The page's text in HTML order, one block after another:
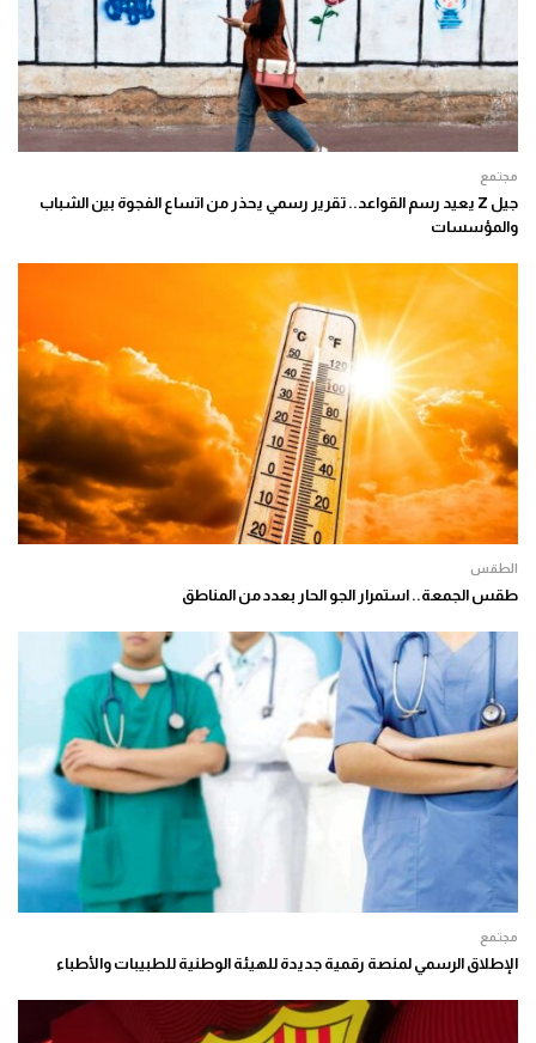
مجتمع
جيل Z يعيد رسم القواعد.. تقرير رسمي يحذر من اتساع الفجوة بين الشباب
والمؤسسات
الطقس
طقس الجمعة.. استمرار الجو الحار بعدد من المناطق
مجتمع
الإطلاق الرسمي لمنصة رقمية جديدة للهيئة الوطنية للطبيبات والأطباء